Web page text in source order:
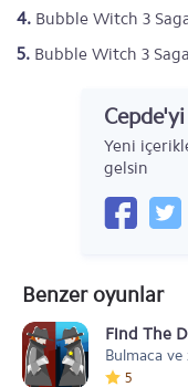
4. Bubble Witch 3
5. Bubble Witch 3
Yeni
gelsin
Benzer oyunlar
Find The
Bulmaca ve
5